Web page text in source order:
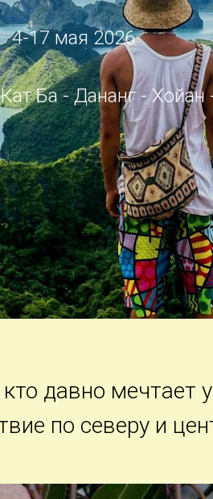
4-17 мая 2026
Ба - Дананг - Хойан
давно мечтает
по северу и